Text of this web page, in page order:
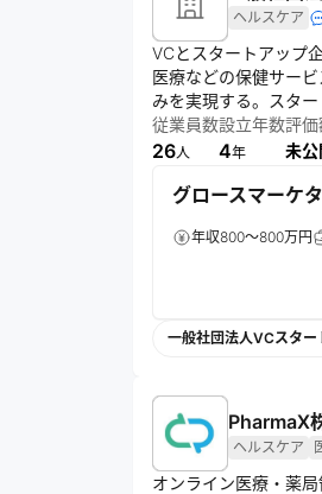
ヘルスケア
VCとスタートアップ
医療などの保健サー
みを実現する。スタ
の向上を通じて日々の
従業員数
26人
設立年数
4年
評価
未公
グロースマーケ
年収800～800万円
一般社団法人VCスター
PharmaX
ヘルスケア
オンライン医療・薬